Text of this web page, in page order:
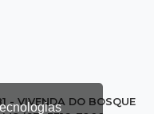
- VIVENDA DO BOSQUE